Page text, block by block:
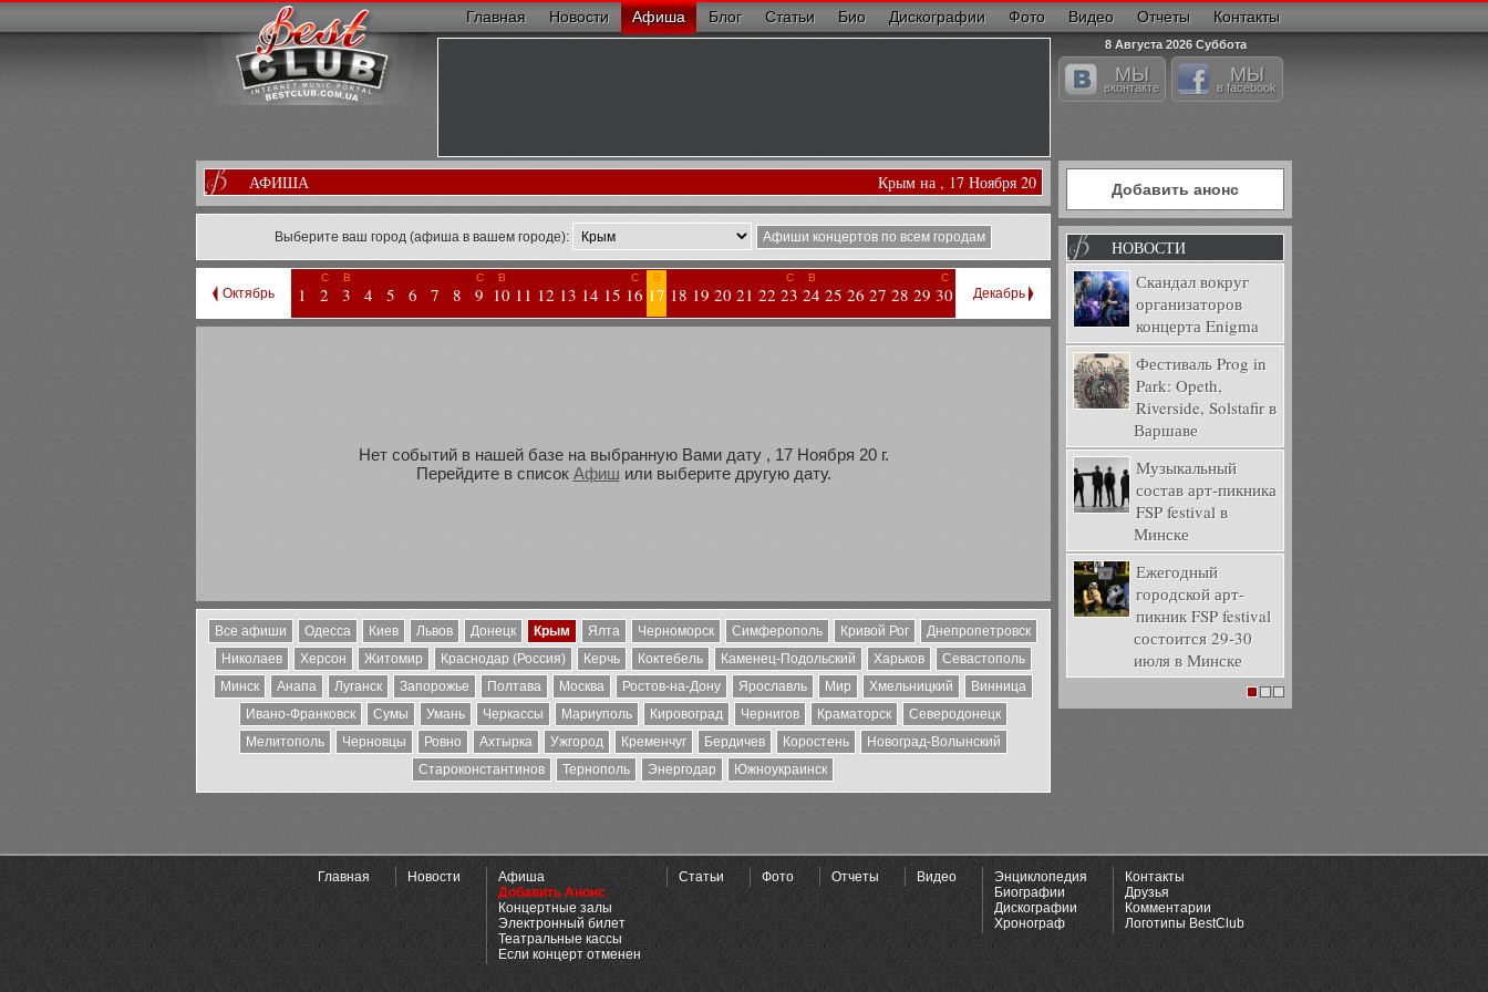
Главная Новости Афиша Блог Статьи Био Дискографии Фото Видео Отчеты Контакты
8 Августа 2026 Суббота
МЫ
вконтакте
МЫ
в facebook
АФИША Крым на , 17 Ноября 20
Выберите ваш город (афиша в вашем городе): Афиши концертов по всем городам
Октябрь 1
С
2
В
3 4 5 6 7 8
С
9
В
10 11 12 13 14 15
С
16
В
17 18 19 20 21 22
С
23
В
24 25 26 27 28 29
С
30 Декабрь
Нет событий в нашей базе на выбранную Вами дату , 17 Ноября 20 г.
Перейдите в список Афиш или выберите другую дату.
Все афиши Одесса Киев Львов Донецк Крым Ялта Черноморск Симферополь Кривой Рог
Днепропетровск
Николаев
Херсон Житомир Краснодар (Россия) Керчь Коктебель Каменец-Подольский Харьков
Севастополь
Минск
Анапа Луганск Запорожье Полтава Москва Ростов-на-Дону Ярославль Мир Хмельницкий
Винница
Ивано-Франковск
Сумы Умань Черкассы Мариуполь Кировоград Чернигов Краматорск
Северодонецк
Мелитополь
Черновцы Ровно Ахтырка Ужгород Кременчуг Бердичев Коростень
Новоград-Волынский
Староконстантинов
Тернополь Энергодар Южноукраинск
Добавить анонс
НОВОСТИ
Скандал вокруг
организаторов
концерта Enigma
Фестиваль Prog in
Park: Opeth,
Riverside, Solstafir в
Варшаве
Музыкальный
состав арт-пикника
FSP festival в
Минске
Ежегодный
городской арт-
пикник FSP festival
состоится 29-30
июля в Минске
Главная Новости
Афиша
Добавить Анонс
Концертные залы
Электронный билет
Театральные кассы
Если концерт отменен
Статьи Фото Отчеты Видео
Энциклопедия
Биографии
Дискографии
Хронограф
Контакты
Друзья
Комментарии
Логотипы BestClub